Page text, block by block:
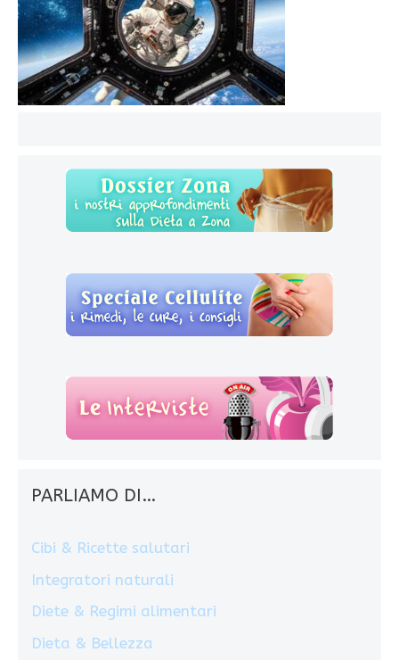
PARLIAMO DI…
Cibi & Ricette salutari
Integratori naturali
Diete & Regimi alimentari
Dieta & Bellezza